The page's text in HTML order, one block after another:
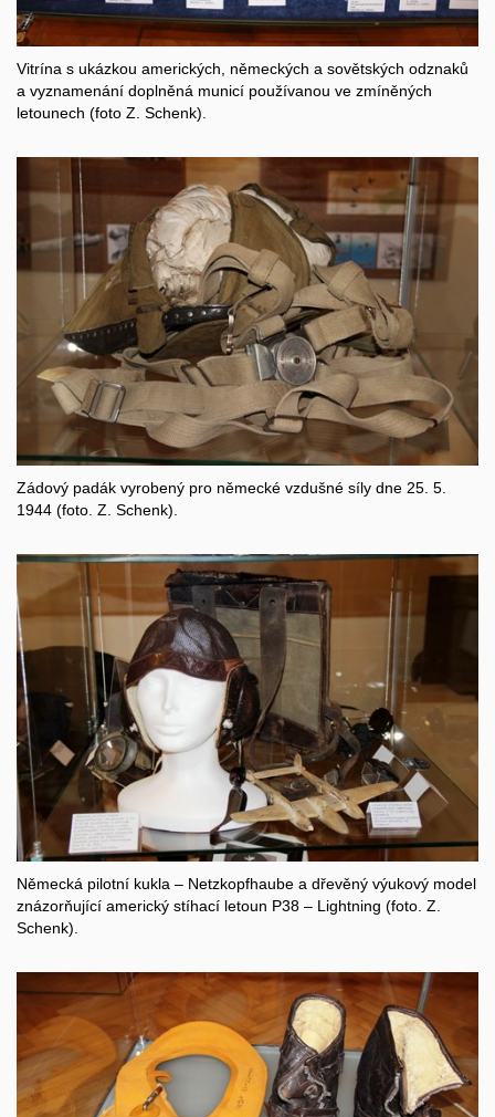
Vitrína s ukázkou amerických, německých a sovětských odznaků
a vyznamenání doplněná municí používanou ve zmíněných
letounech (foto Z. Schenk).
Zádový padák vyrobený pro německé vzdušné síly dne 25. 5.
1944 (foto. Z. Schenk).
Německá pilotní kukla – Netzkopfhaube a dřevěný výukový model
znázorňující americký stíhací letoun P38 – Lightning (foto. Z.
Schenk).